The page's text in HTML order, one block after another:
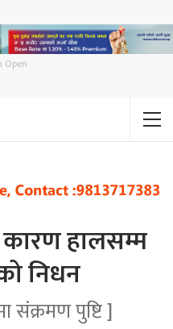
Open
कारण हालसम्म
निधन
पुष्टि ]